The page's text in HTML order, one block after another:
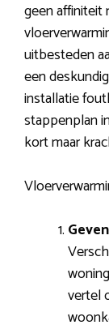
geen affiniteit
uitbesteden
een
installatie
stappenplan
kort maar
vertel